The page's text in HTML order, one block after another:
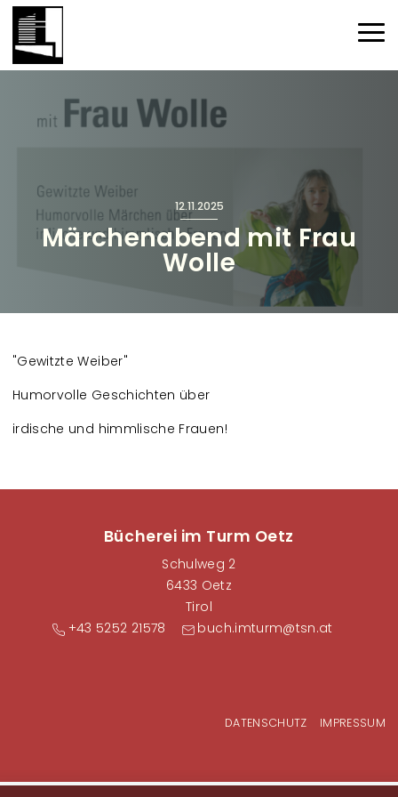
12.11.2025
Märchenabend mit Frau
Wolle
"Gewitzte Weiber"
Humorvolle Geschichten über
irdische und himmlische Frauen!
Bücherei im Turm Oetz
Schulweg 2
6433 Oetz
Tirol
+43 5252 21578
buch.imturm@tsn.at
DATENSCHUTZ IMPRESSUM